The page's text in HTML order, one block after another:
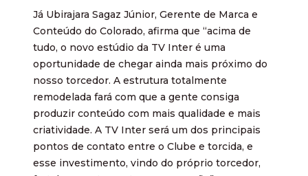
Já Ubirajara Sagaz Júnior, Gerente de Marca e
Conteúdo do Colorado, afirma que “acima de
tudo, o novo estúdio da TV Inter é uma
oportunidade de chegar ainda mais próximo do
nosso torcedor. A estrutura totalmente
remodelada fará com que a gente consiga
produzir conteúdo com mais qualidade e mais
criatividade. A TV Inter será um dos principais
pontos de contato entre o Clube e torcida, e
esse investimento, vindo do próprio torcedor,